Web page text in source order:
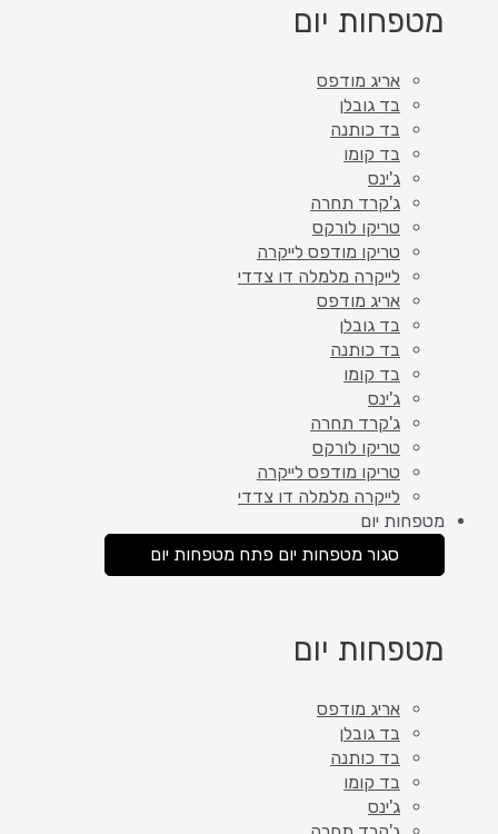
מטפחות יום
אריג מודפס
בד גובלן
בד כותנה
בד קומו
ג'ינס
ג'קרד תחרה
טריקו לורקס
טריקו מודפס לייקרה
לייקרה מלמלה דו צדדי
אריג מודפס
בד גובלן
בד כותנה
בד קומו
ג'ינס
ג'קרד תחרה
טריקו לורקס
טריקו מודפס לייקרה
לייקרה מלמלה דו צדדי
מטפחות יום
סגור מטפחות יום פתח מטפחות יום
מטפחות יום
אריג מודפס
בד גובלן
בד כותנה
בד קומו
ג'ינס